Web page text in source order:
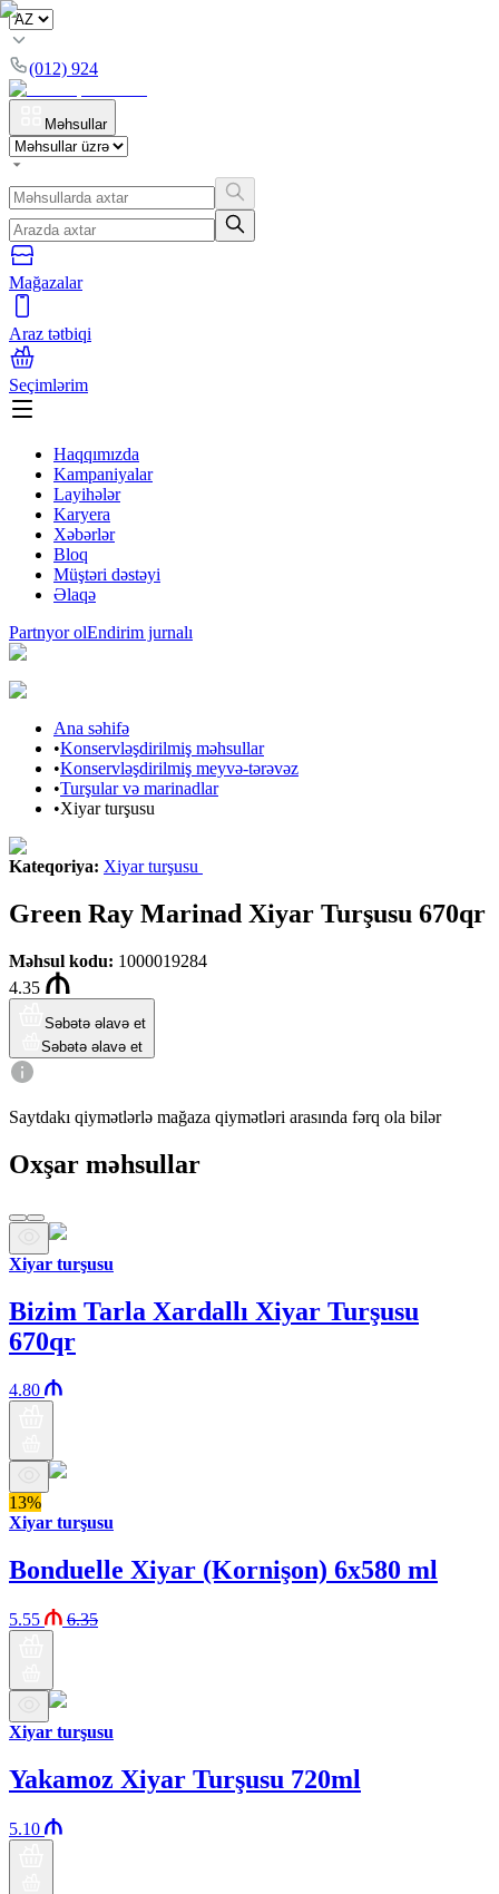
(012) 924
Məhsullar
Mağazalar
Araz tətbiqi
Seçimlərim
Haqqımızda
Kampaniyalar
Layihələr
Karyera
Xəbərlər
Bloq
Müştəri dəstəyi
Əlaqə
Partnyor olEndirim jurnalı
Ana səhifə
•Konservləşdirilmiş məhsullar
•Konservləşdirilmiş meyvə-tərəvəz
•Turşular və marinadlar
•Xiyar turşusu
Kateqoriya: Xiyar turşusu
Green Ray Marinad Xiyar Turşusu 670qr
Məhsul kodu: 1000019284
4.35
Səbətə əlavə et
Səbətə əlavə et
Saytdakı qiymətlərlə mağaza qiymətləri arasında fərq ola bilər
Oxşar məhsullar
Xiyar turşusu
Bizim Tarla Xardallı Xiyar Turşusu
670qr
4.80
13%
Xiyar turşusu
Bonduelle Xiyar (Kornişon) 6x580 ml
5.55 6.35
Xiyar turşusu
Yakamoz Xiyar Turşusu 720ml
5.10